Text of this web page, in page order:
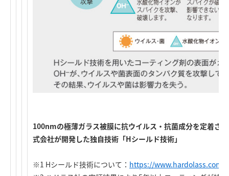
100nmの極薄ガラス被膜に抗ウイルス・抗菌成分を定着さ
式会社が開発した独自技術「Hシールド技術」
※1 Hシールド技術について： https://www.hardolass.com/